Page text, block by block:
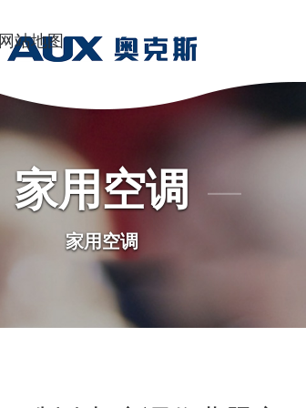
网站地图
家用空调
家用空调